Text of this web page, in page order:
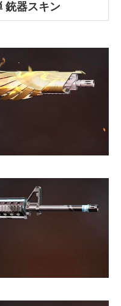
銃器スキン